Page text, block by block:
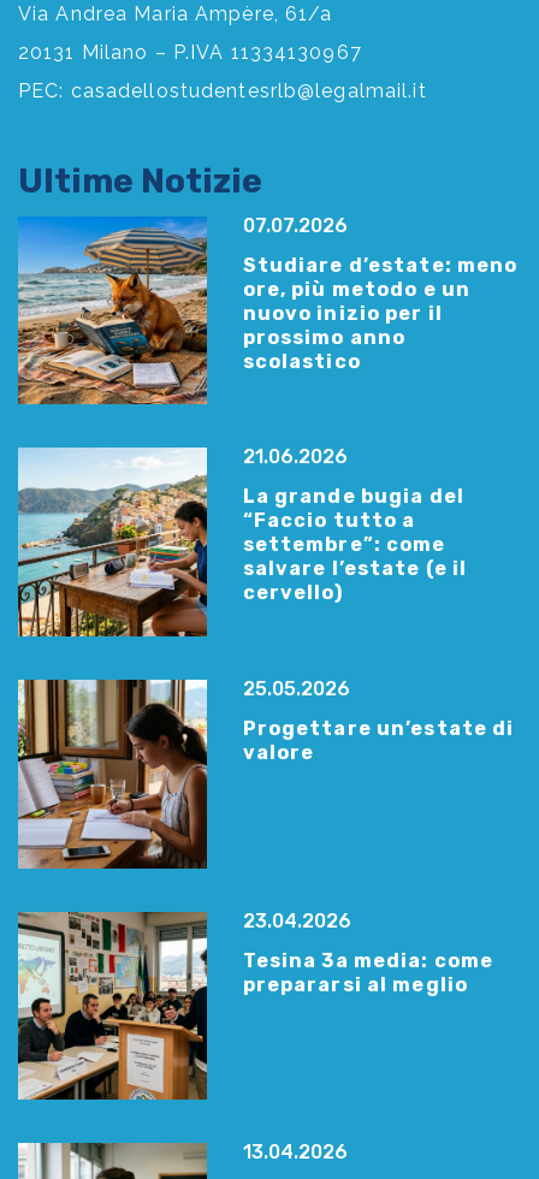
Via Andrea Maria Ampère, 61/a
20131 Milano – P.IVA 11334130967
PEC: casadellostudentesrlb@legalmail.it
Ultime Notizie
07.07.2026
Studiare d’estate: meno
ore, più metodo e un
nuovo inizio per il
prossimo anno
scolastico
21.06.2026
La grande bugia del
“Faccio tutto a
settembre”: come
salvare l’estate (e il
cervello)
25.05.2026
Progettare un’estate di
valore
23.04.2026
Tesina 3a media: come
prepararsi al meglio
13.04.2026